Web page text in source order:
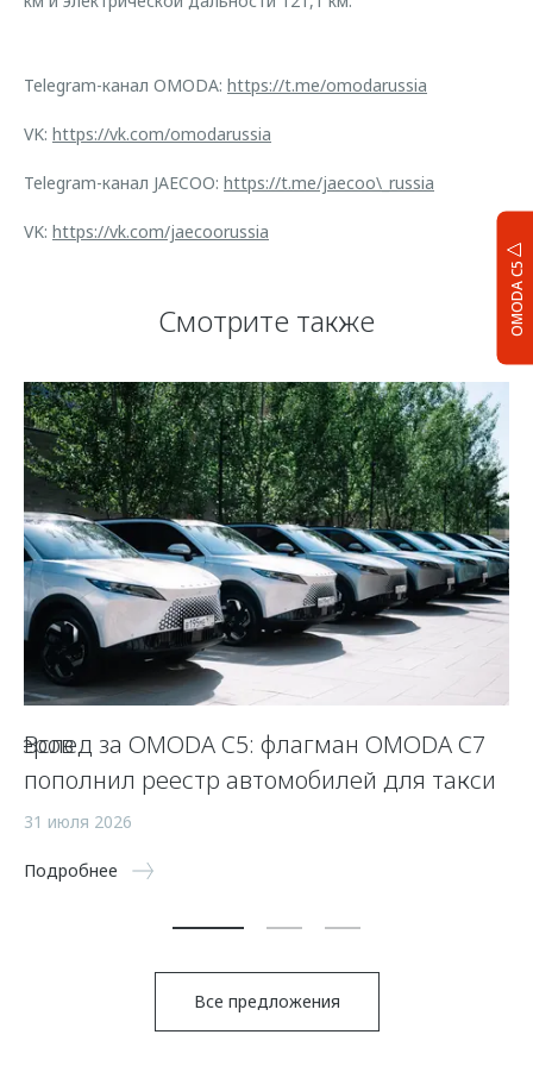
OMODA C5
Telegram-канал OMODA: https://t.me/omodarussia
VK: https://vk.com/omodarussia
Telegram-канал JAECOO: https://t.me/jaecoo\_russia
VK: https://vk.com/jaecoorussia
Смотрите также
Вслед за OMODA C5: флагман OMODA C7
пополнил реестр автомобилей для такси
31 июля 2026
Подробнее
Все предложения